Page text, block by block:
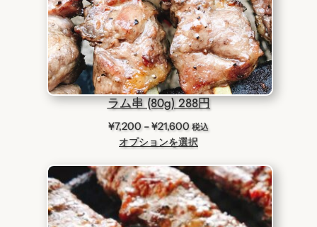
ラム串 (80g) 288円
¥7,200 –¥21,600価
格
:
¥
7
,
税込
オプションを選択